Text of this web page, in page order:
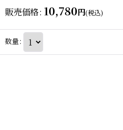
販売価格: 10,780円(税込)
数量: